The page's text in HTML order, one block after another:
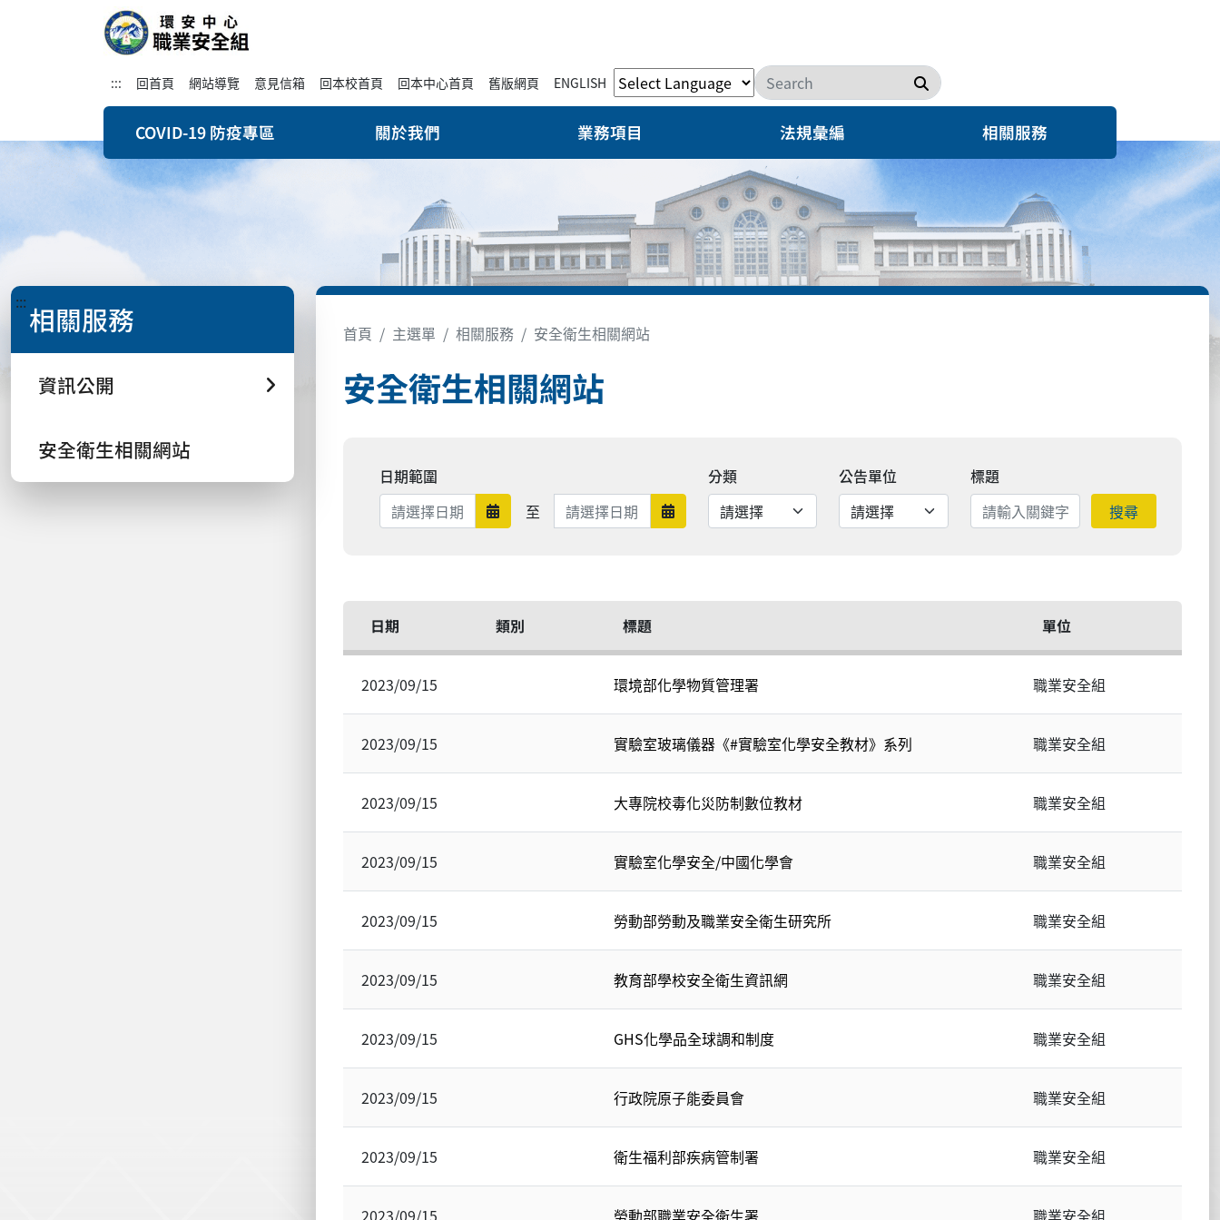
::: 回首頁 網站導覽 意見信箱 回本校首頁 回本中心首頁 舊版網頁 ENGLISH 搜尋
COVID-19 防疫專區 關於我們 業務項目 法規彙編 相關服務
::: 相關服務
資訊公開
安全衛生相關網站
首頁 主選單 相關服務 安全衛生相關網站
安全衛生相關網站
日期範圍
日期範圍開始
至 日期範圍結束 日期範圍結束
分類 公告單位
標題
搜尋
日期 類別 標題 單位
2023/09/15 環境部化學物質管理署 職業安全組
2023/09/15 實驗室玻璃儀器《#實驗室化學安全教材》系列 職業安全組
2023/09/15 大專院校毒化災防制數位教材 職業安全組
2023/09/15 實驗室化學安全/中國化學會 職業安全組
2023/09/15 勞動部勞動及職業安全衛生研究所 職業安全組
2023/09/15 教育部學校安全衛生資訊網 職業安全組
2023/09/15 GHS化學品全球調和制度 職業安全組
2023/09/15 行政院原子能委員會 職業安全組
2023/09/15 衛生福利部疾病管制署 職業安全組
2023/09/15 勞動部職業安全衛生署 職業安全組